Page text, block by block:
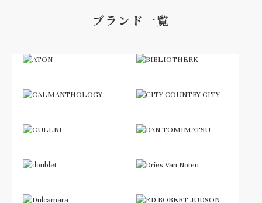
ブランド一覧